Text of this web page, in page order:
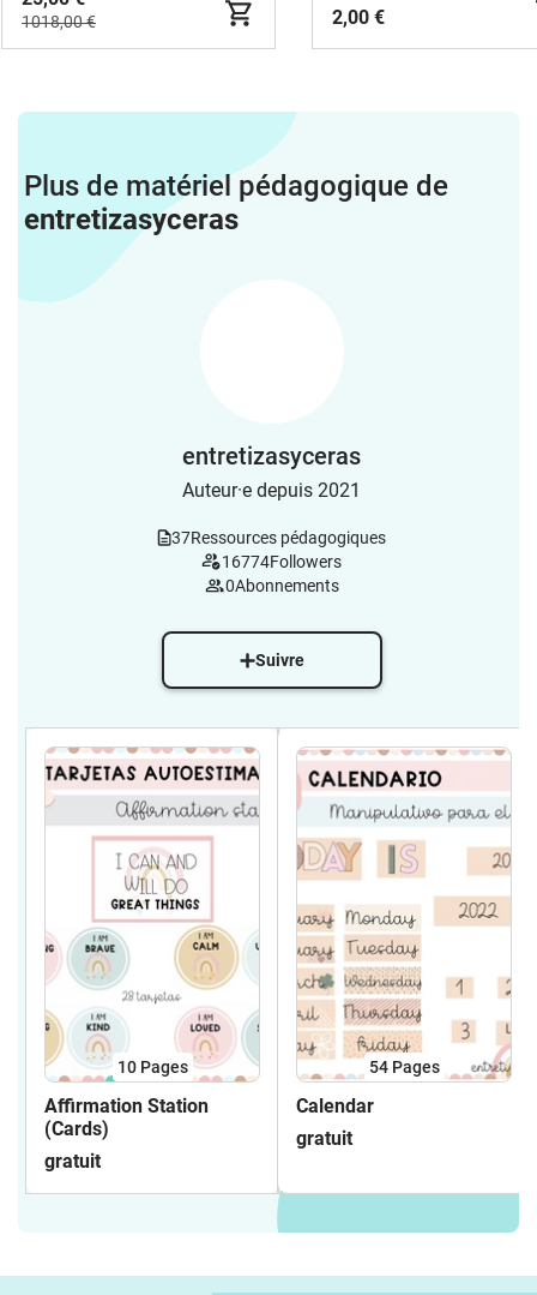
1018,00 € 2,00 €
Plus de matériel pédagogique de
entretizasyceras
entretizasyceras
Auteur·e depuis 2021
37Ressources pédagogiques
16774Followers
0Abonnements
Suivre
10 Pages
Affirmation Station
(Cards)
gratuit
54 Pages
Calendar
gratuit